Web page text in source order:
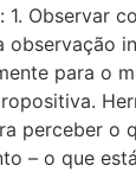
Observar
observação
para o
perceber o
– o que